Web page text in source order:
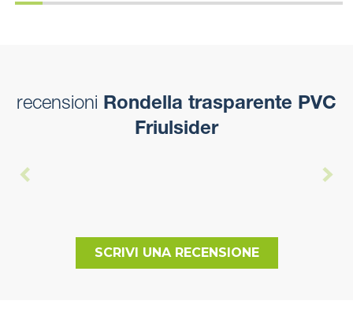
recensioni Rondella trasparente PVC
Friulsider
SCRIVI UNA RECENSIONE